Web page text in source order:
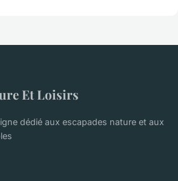
Et Loisirs
dédié aux escapades nature et aux